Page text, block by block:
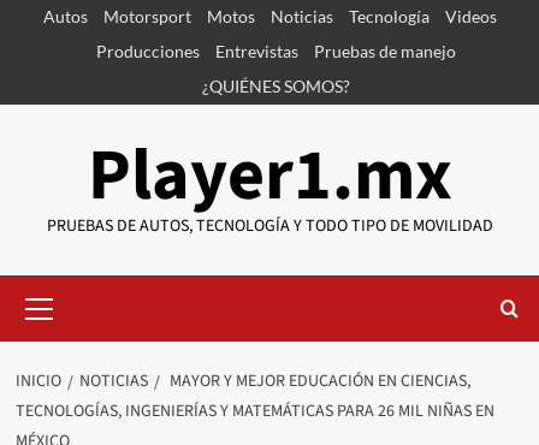
SaltarAutos Motorsport Motos Noticias Tecnología
Videos
Producciones
Entrevistas
Pruebas de manejo
¿QUIÉNES SOMOS?
Player1.mx
PRUEBAS DE AUTOS, TECNOLOGÍA Y TODO TIPO DE MOVILIDAD
primario
INICIO NOTICIAS
MAYOR Y MEJOR EDUCACIÓN EN CIENCIAS,
TECNOLOGÍAS, INGENIERÍAS Y MATEMÁTICAS PARA 26 MIL NIÑAS EN